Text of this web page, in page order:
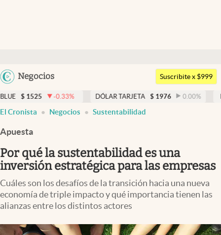
Argentina
Negocios
Members
Economía y Política
Finanzas y Mercados
Mercados Online
Negocios
Columnistas
Apertura
Infotechnology
Suscribite x $999
-0.33% DÓLAR TARJETA $ 1976 0.00% DÓLAR MEP
El Cronista Negocios Sustentabilidad
Apuesta
Por qué la sustentabilidad es una
inversión estratégica para las empresas
Cuáles son los desafíos de la transición hacia una nueva
economía de triple impacto y qué importancia tienen las
alianzas entre los distintos actores